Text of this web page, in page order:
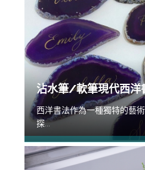
沾水筆/軟筆現代西洋
西洋書法作為一種獨特的藝
探...